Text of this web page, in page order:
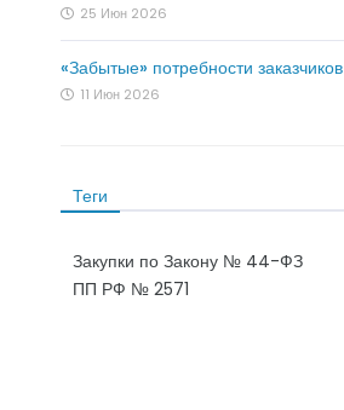
25 Июн 2026
«Забытые» потребности заказчиков
11 Июн 2026
Теги
Закупки по Закону № 44-ФЗ
ПП РФ № 2571